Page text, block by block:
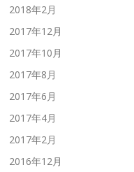
2018年2月
2017年12月
2017年10月
2017年8月
2017年6月
2017年4月
2017年2月
2016年12月